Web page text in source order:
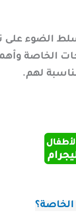
الضوء على
الخاصة
لهم.